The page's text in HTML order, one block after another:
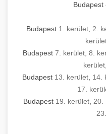
Budapest
Budapest 1. kerület 2.
Budapest 7. kerület, 8.
kerület
Budapest 13. kerület 14.
17.
Budapest 19. kerület 20.